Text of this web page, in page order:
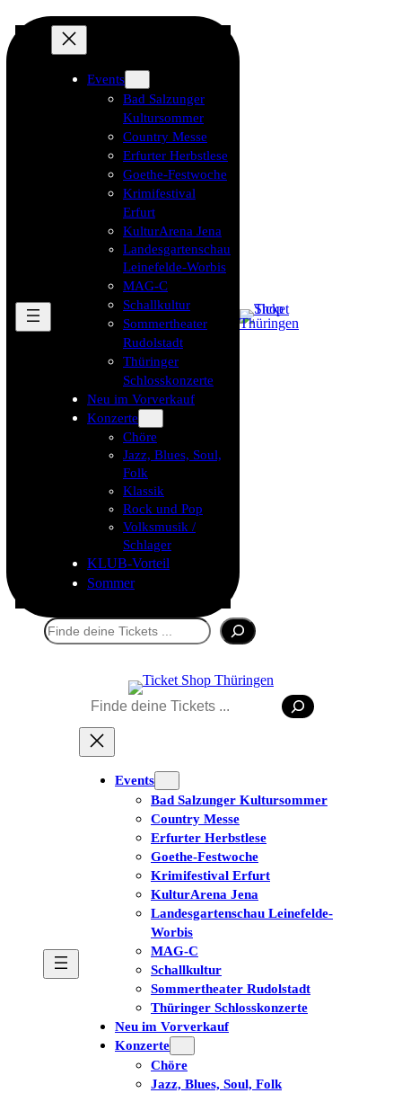
Events
Bad Salzunger
Kultursommer
Country Messe
Erfurter Herbstlese
Goethe-Festwoche
Krimifestival
Erfurt
KulturArena Jena
Landesgartenschau
Leinefelde-Worbis
MAG-C
Schallkultur
Sommertheater
Rudolstadt
Thüringer
Schlosskonzerte
Neu im Vorverkauf
Konzerte
Chöre
Jazz, Blues, Soul,
Folk
Klassik
Rock und Pop
Volksmusik /
Schlager
KLUB-Vorteil
Sommer
Suchen
Suchen
Events
Bad Salzunger Kultursommer
Country Messe
Erfurter Herbstlese
Goethe-Festwoche
Krimifestival Erfurt
KulturArena Jena
Landesgartenschau Leinefelde-
Worbis
MAG-C
Schallkultur
Sommertheater Rudolstadt
Thüringer Schlosskonzerte
Neu im Vorverkauf
Konzerte
Chöre
Jazz, Blues, Soul, Folk